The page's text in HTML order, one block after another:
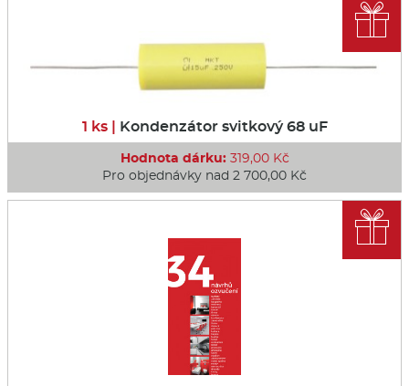
1 ks | Kondenzátor svitkový 68 uF
Hodnota dárku:319,00 Kč
Pro objednávky nad 2 700,00 Kč

